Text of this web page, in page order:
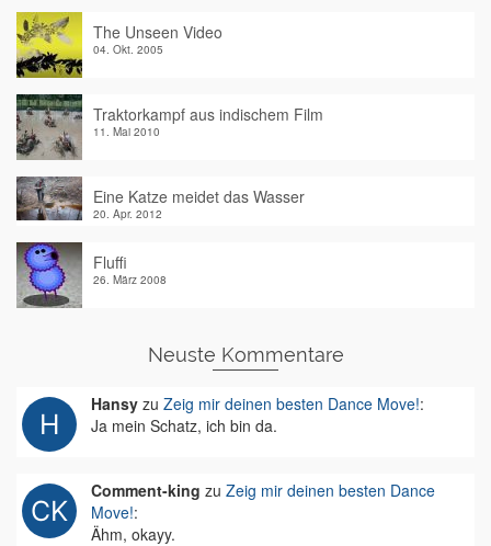
The Unseen Video
04. Okt. 2005
Traktorkampf aus indischem Film
11. Mai 2010
Eine Katze meidet das Wasser
20. Apr. 2012
Fluffi
26. März 2008
Neuste Kommentare
Hansy zu Zeig mir deinen besten Dance Move!:
Ja mein Schatz, ich bin da.
Comment-king zu Zeig mir deinen besten Dance
Move!:
Ähm, okayy.